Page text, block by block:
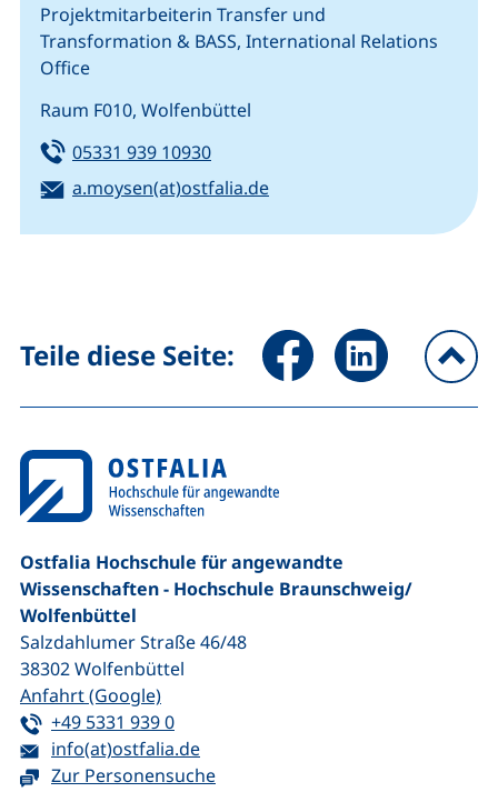
Projektmitarbeiterin Transfer und
Transformation & BASS, International Relations
Office
Raum F010, Wolfenbüttel
Tel:
05331 939 10930(startet einen Telefonanruf,
E-Mail:
a.moysen(at)ostfalia.de(öffnet Ihr E-Mail-
Teile diese Seite: Seite über Facebook teilen
Seite über
Ostfalia Hochschule für angewandte
Wissenschaften - Hochschule Braunschweig/​
Wolfenbüttel
Salzdahlumer Straße 46/48
38302Wolfenbüttel
Anfahrt (Google)(externer Link, öffnet neues Fenster)
Tel:
+49 5331 939 0(startet einen Telefonanruf, wenn Ihr
E-Mail:
info(at)ostfalia.de(öffnet Ihr E-Mail-Programm)
Zur Personensuche